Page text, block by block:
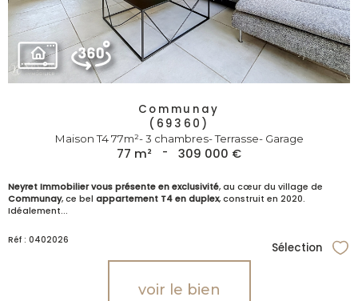
Communay
(69360)
Maison T4 77m²- 3 chambres- Terrasse- Garage
77 m² - 309 000 €
Neyret Immobilier vous présente en exclusivité, au cœur du village de
Communay, ce bel appartement T4 en duplex, construit en 2020.
Idéalement...
Réf : 0402026
Sélection
voir le bien